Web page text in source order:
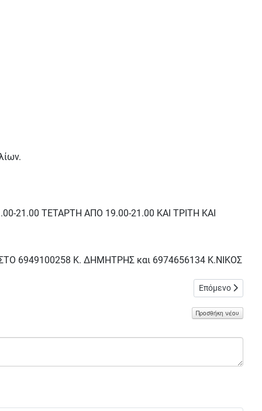
21.00 ΤΕΤΑΡΤΗ ΑΠΟ 19.00-21.00 ΚΑΙ ΤΡΙΤΗ ΚΑΙ
6949100258 Κ. ΔΗΜΗΤΡΗΣ και 6974656134 Κ.ΝΙΚΟΣ
Επόμενο άρθρο:
Επόμενο
Προσθήκη νέου